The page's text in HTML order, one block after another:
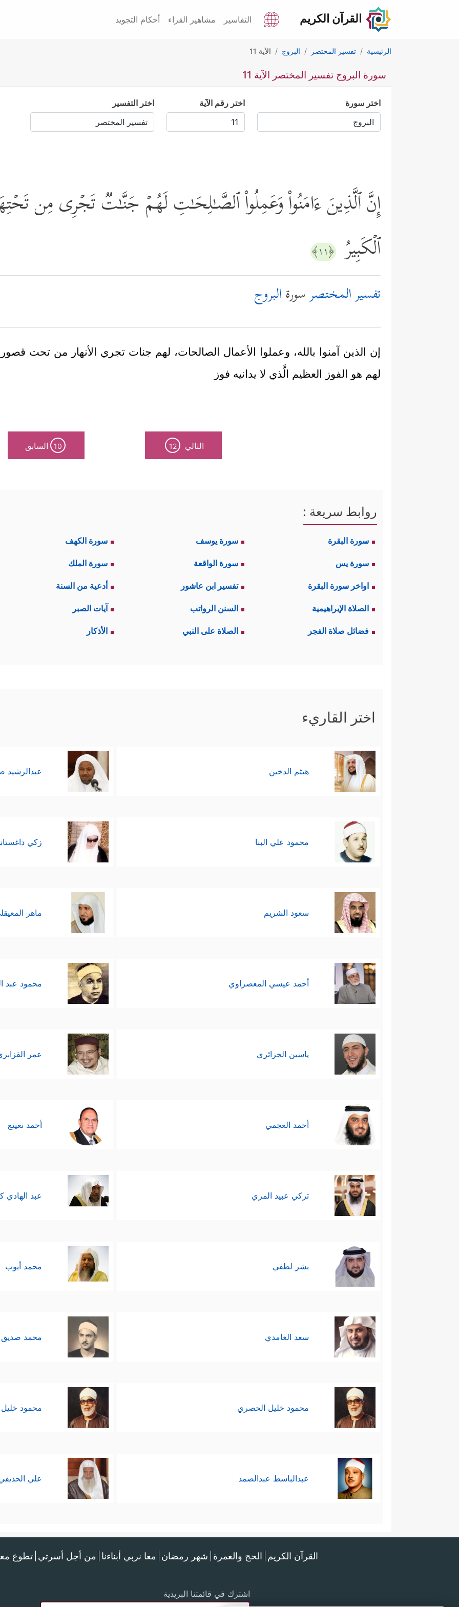
القرآن الكريم التفاسير مشاهير القراء أحكام التجويد
الرئيسية تفسير المختصر البروج الآية 11
سورة البروج تفسير المختصر الآية 11
اختر سورة اختر رقم الآية اختر التفسير
إِنَّ ٱلَّذِینَ ءَامَنُواْ وَعَمِلُواْ ٱلصَّـٰلِحَـٰتِ لَهُمۡ جَنَّـٰتࣱ تَجۡرِی مِن
ٱلۡكَبِیرُ ﴿١١﴾
تفسير المختصرسورةالبروج
إن الذين آمنوا بالله، وعملوا الأعمال الصالحات، لهم جنات تجري الأنهار من تحت
لهم هو الفوز العظيم الَّذي لا يدانيه فوز
التالي 12
10 السابق
روابط سريعة :
سورة البقرة سورة يوسف سورة الكهف
سورة يس سورة الواقعة سورة الملك
اواخر سورة البقرة تفسير ابن عاشور أدعية من السنة
الصلاة الإبراهيمية السنن الرواتب آيات الصبر
فضائل صلاة الفجر الصلاة على النبي الأذكار
اختر القاريء
هيثم الدخين عبدالرشيد
محمود علي البنا زكي
سعود الشريم ماهر
أحمد عيسي المعصراوي محمود عبد
ياسين الجزائري عمر
أحمد العجمي أحمد نعينع
تركي عبيد المري عبد الهادي
بشر لطفي محمد أيوب
سعد الغامدي محمد صديق
محمود خليل الحصري محمود
عبدالباسط عبدالصمد علي
القرآن الكريم الحج والعمرة شهر رمضان معا نربي أبناءنا من أجل أسرتي تطوع
اشترك في قائمتنا البريدية